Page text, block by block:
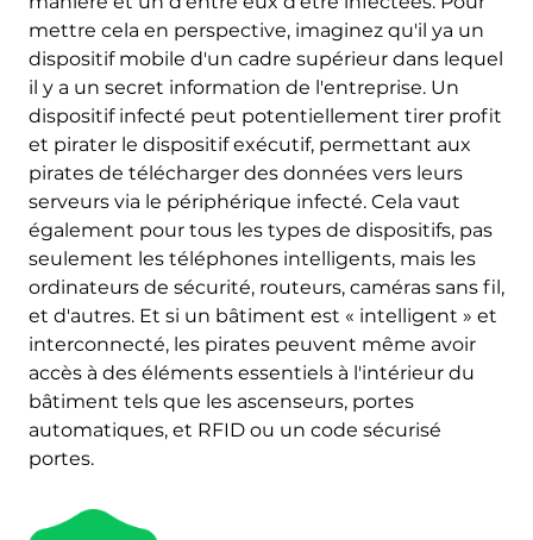
mettre cela en perspective, imaginez qu'il ya un
dispositif mobile d'un cadre supérieur dans lequel
il y a un secret information de l'entreprise. Un
dispositif infecté peut potentiellement tirer profit
et pirater le dispositif exécutif, permettant aux
pirates de télécharger des données vers leurs
serveurs via le périphérique infecté. Cela vaut
également pour tous les types de dispositifs, pas
seulement les téléphones intelligents, mais les
ordinateurs de sécurité, routeurs, caméras sans fil,
et d'autres. Et si un bâtiment est « intelligent » et
interconnecté, les pirates peuvent même avoir
accès à des éléments essentiels à l'intérieur du
bâtiment tels que les ascenseurs, portes
automatiques, et RFID ou un code sécurisé
portes.